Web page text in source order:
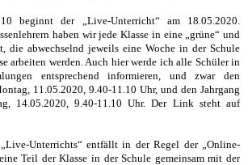
beginnt der „Live-Unterricht“ am 18.05.2020.
haben wir jede Klasse in eine „grüne“ und
die abwechselnd jeweils eine Woche in der Schule
arbeiten werden. Auch hier werde ich alle Schüler in
entsprechend informieren, und zwar den
11.05.2020, 9.40-11.10 Uhr, und den Jahrgang
14.05.2020, 9.40-11.10 Uhr. Der Link steht auf
Unterrichts“ entfällt in der Regel der „Online-
Teil der Klasse in der Schule gemeinsam mit der